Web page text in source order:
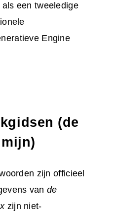
een tweeledige
Engine
(de
zijn officieel
van de
zijn niet-